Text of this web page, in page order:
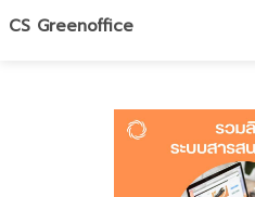
CS Greenoffice